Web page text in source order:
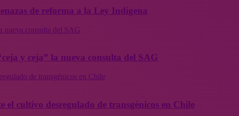
de reforma a la Ley Indígena
nueva consulta del SAG
y ceja” la nueva consulta del SAG
de transgénicos en Chile
cultivo desregulado de transgénicos en Chile